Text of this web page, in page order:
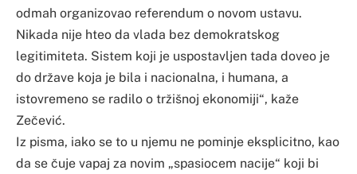
odmah organizovao referendum o novom ustavu.
Nikada nije hteo da vlada bez demokratskog
legitimiteta. Sistem koji je uspostavljen tada doveo je
do države koja je bila i nacionalna, i humana, a
istovremeno se radilo o tržišnoj ekonomiji“, kaže
Zečević.
Iz pisma, iako se to u njemu ne pominje eksplicitno, kao
da se čuje vapaj za novim „spasiocem nacije“ koji bi